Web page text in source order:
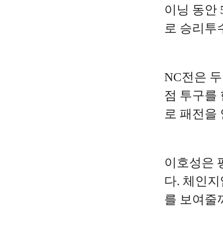
이닝 동안
로 승리투
NC전은
점 투구를
로 패전을
이호성은
다. 체인
를 보여줄